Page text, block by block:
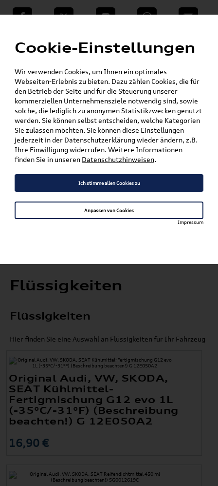
teilen Twitter Instagram WhatsApp E-Mail
VW Shop - VW Originalteile und Zubehör »
» Audi Original Zubehör »
» Flüssigkeiten
Mein Kundenkonto Warenkorb
Artikel für ihr Modell
Marke wählen
Karosserieform wählen
Flüssigkeiten
Flüssigkeiten
Hier finden Sie eine Auswahl an Flüssigkeiten für Ihr Fahrzeug
Original Audi, VW, SKODA,
SEAT Kühlmittel-
Fertigmischung G12 evo 1L
(-35°C/-31°F) (Beschreibung
beachten!) G 12E050A2
16,90 €
Cookie-Einstellungen
Wir verwenden Cookies, um Ihnen ein optimales
Webseiten-Erlebnis zu bieten. Dazu zählen Cookies, die für
den Betrieb der Seite und für die Steuerung unserer
kommerziellen Unternehmensziele notwendig sind, sowie
solche, die lediglich zu anonymen Statistikzwecken genutzt
werden. Sie können selbst entscheiden, welche Kategorien
Sie zulassen möchten. Sie können diese Einstellungen
jederzeit in der Datenschutzerklärung wieder ändern, z.B.
Ihre Einwilligung widerrufen. Weitere Informationen
finden Sie in unseren Datenschutzhinweisen.
Ich stimme allen Cookies zu
Anpassen von Cookies
Impressum